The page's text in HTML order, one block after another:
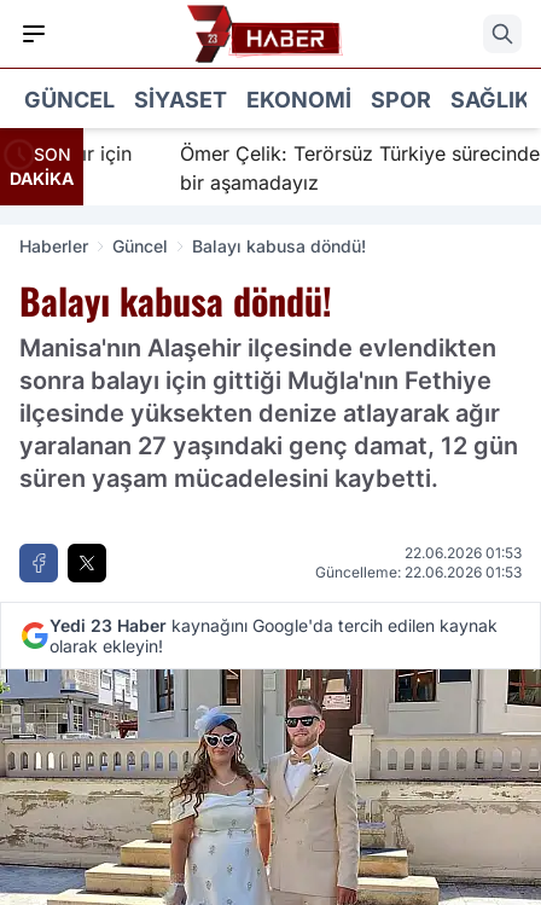
GÜNCEL SIYASET EKONOMI SPOR SAĞLIK
SON
DAKİKA
İnanır için
Ömer Çelik: Terörsüz Türkiye sürecinde
bir aşamadayız
Haberler Güncel Balayı kabusa döndü!
Balayı kabusa döndü!
Manisa'nın Alaşehir ilçesinde evlendikten
sonra balayı için gittiği Muğla'nın Fethiye
ilçesinde yüksekten denize atlayarak ağır
yaralanan 27 yaşındaki genç damat, 12 gün
süren yaşam mücadelesini kaybetti.
22.06.2026 01:53
Güncelleme: 22.06.2026 01:53
Yedi 23 Haber kaynağını Google'da tercih edilen kaynak
olarak ekleyin!